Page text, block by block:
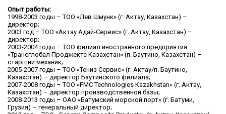
Опыт работы:
1998-2003 годы – ТОО «Лев Шмунк» (г. Актау, Казахстан) –
директор;
2003 год – ТОО «Актау Адай-Сервис» (г. Актау, Казахстан) –
директор;
2003-2004 годы – ТОО филиал иностранного предприятия
«Трансглобал Проджектс Казахстан» (п. Баутино, Казахстан) –
старший механик;
2005-2007 годы – ТОО «Тениз Сервис» (г. Актау/п. Баутино,
Казахстан) – директор Баутинского филиала;
2007-2008 годы – ТОО «FMC Technologies Kazakhstan» (г. Актау,
Казахстан) – директор производственной базы;
2008-2013 годы – ОАО «Батумский морской порт» (г. Батуми,
Грузия) – генеральный директор;